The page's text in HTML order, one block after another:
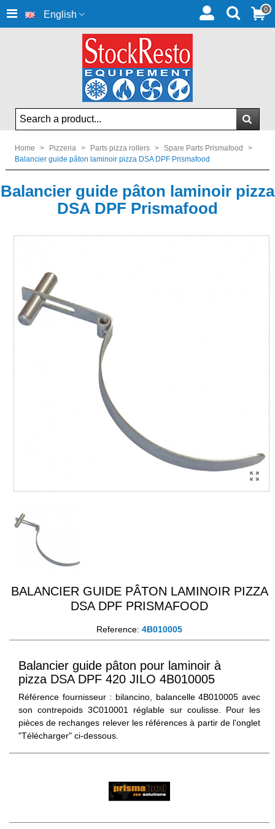
English 0
Home > Pizzeria > Parts pizza rollers > Spare Parts Prismafood
>
Balancier guide pâton laminoir pizza DSA DPF Prismafood
Balancier guide pâton laminoir pizza
DSA DPF Prismafood
BALANCIER GUIDE PÂTON LAMINOIR PIZZA
DSA DPF PRISMAFOOD
Reference: 4B010005
Balancier guide pâton pour laminoir à
pizza DSA DPF 420 JILO 4B010005
Référence fournisseur : bilancino, balancelle4B010005 avec
son contrepoids3C010001 réglable sur coulisse. Pour les
pièces de rechanges relever les références à partir de l'onglet
"Télécharger" ci-dessous.